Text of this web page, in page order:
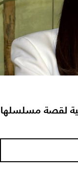
لقصة مسلسلها